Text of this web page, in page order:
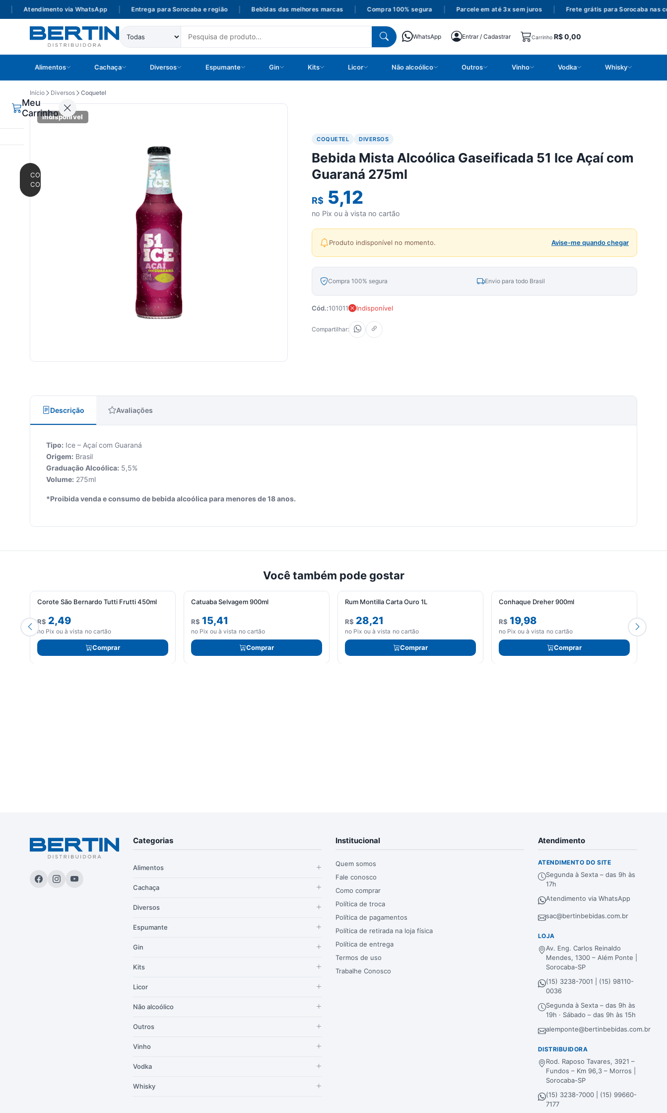
Atendimento via WhatsApp | Entrega para Sorocaba e região | Bebidas das melhores marcas | Compra 100% segura | Parcele em até 3x sem juros | Frete grátis para Sorocaba nas
WhatsApp Entrar / Cadastrar Carrinho R$0,00
Alimentos Cachaça Diversos Espumante Gin Kits Licor Não alcoólico Outros Vinho Vodka Whisky
Meu
Carrinho
CONTINUAR
COMPRANDO
Início Diversos Coquetel
Indisponível
COQUETEL DIVERSOS
Bebida Mista Alcoólica Gaseificada 51 Ice Açaí com
Guaraná 275ml
R$ 5,12
no Pix ou à vista no cartão
Produto indisponível no momento. Avise-me quando chegar
Compra 100% segura Envio para todo Brasil
Cód.:101011 Indisponível
Compartilhar:
Descrição Avaliações
Tipo: Ice – Açaí com Guaraná
Origem: Brasil
Graduação Alcoólica: 5,5%
Volume: 275ml
*Proibida venda e consumo de bebida alcoólica para menores de 18 anos.
Você também pode gostar
Corote São Bernardo Tutti Frutti 450ml
R$ 2,49
no Pix ou à vista no cartão
Comprar
Catuaba Selvagem 900ml
R$ 15,41
no Pix ou à vista no cartão
Comprar
Rum Montilla Carta Ouro 1L
R$ 28,21
no Pix ou à vista no cartão
Comprar
Conhaque Dreher 900ml
R$ 19,98
no Pix ou à vista no cartão
Comprar
Categorias
Alimentos
Cachaça
Diversos
Espumante
Gin
Kits
Licor
Não alcoólico
Outros
Vinho
Vodka
Whisky
Institucional
Quem somos
Fale conosco
Como comprar
Política de troca
Política de pagamentos
Política de retirada na loja física
Política de entrega
Termos de uso
Trabalhe Conosco
Atendimento
ATENDIMENTO DO SITE
Segunda à Sexta – das 9h às
17h
Atendimento via WhatsApp
sac@bertinbebidas.com.br
LOJA
Av. Eng. Carlos Reinaldo
Mendes, 1300 – Além Ponte |
Sorocaba-SP
(15) 3238-7001 | (15) 98110-
0036
Segunda à Sexta – das 9h às
19h · Sábado – das 9h às 15h
alemponte@bertinbebidas.com.br
DISTRIBUIDORA
Rod. Raposo Tavares, 3921 –
Fundos – Km 96,3 – Morros |
Sorocaba-SP
(15) 3238-7000 | (15) 99660-
7177